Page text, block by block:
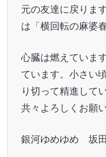
元の友達に戻りま
は「横回転の麻婆
心臓は燃えていま
ています。小さい
り切って精進して
共々よろしくお願
銀河ゆめゆめ 坂